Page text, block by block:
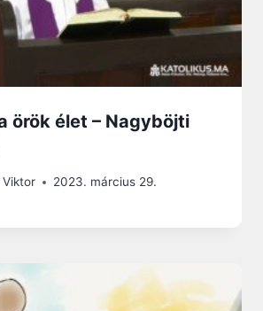
örök élet – Nagyböjti
Viktor 2023. március 29.